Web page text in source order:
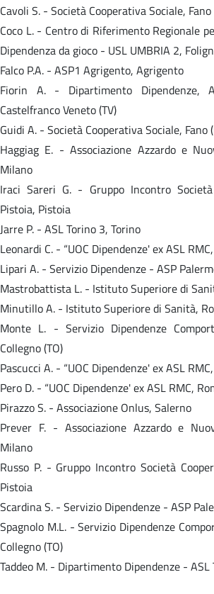
Cavoli S. - Società Cooperativa Sociale, Fano
Coco L. - Centro di Riferimento Regionale
Dipendenza da gioco - USL UMBRIA 2,
Falco P.A. - ASP1 Agrigento, Agrigento
Fiorin A. - Dipartimento Dipendenze,
Castelfranco Veneto (TV)
Guidi A. - Società Cooperativa Sociale, Fano
Haggiag E. - Associazione Azzardo e
Milano
Iraci Sareri G. - Gruppo Incontro
Pistoia, Pistoia
Jarre P. - ASL Torino 3, Torino
Leonardi C. - “UOC Dipendenze' ex ASL
Lipari A. - Servizio Dipendenze - ASP
Mastrobattista L. - Istituto Superiore di
Minutillo A. - Istituto Superiore di Sanità,
Monte L. - Servizio Dipendenze
Collegno (TO)
Pascucci A. - “UOC Dipendenze' ex ASL
Pero D. - “UOC Dipendenze' ex ASL RMC,
Pirazzo S. - Associazione Onlus, Salerno
Prever F. - Associazione Azzardo e
Milano
Russo P. - Gruppo Incontro Società
Pistoia
Scardina S. - Servizio Dipendenze - ASP
Spagnolo M.L. - Servizio Dipendenze
Collegno (TO)
Taddeo M. - Dipartimento Dipendenze -